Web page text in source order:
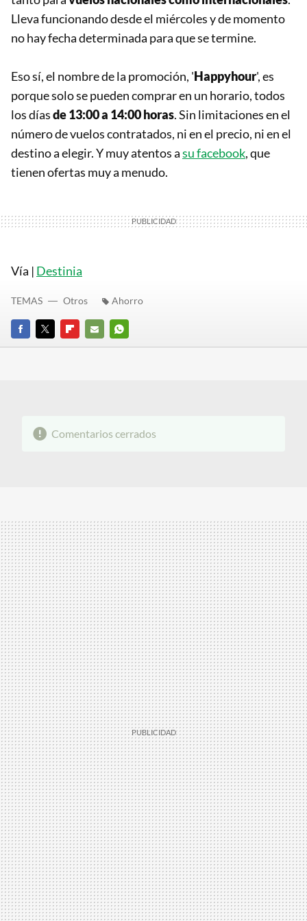
Lleva funcionando desde el miércoles y de momento
no hay fecha determinada para que se termine.
Eso sí, el nombre de la promoción, 'Happyhour', es
porque solo se pueden comprar en un horario, todos
los díasde 13:00 a 14:00 horas. Sin limitaciones en el
número de vuelos contratados, ni en el precio, ni en el
destino a elegir. Y muy atentos asu facebook, que
tienen ofertas muy a menudo.
Vía | Destinia
FACEBOOK
TWITTERFLIPBOARD
E-
WHATSAPP
TEMAS Otros Ahorro
Comentarios cerrados